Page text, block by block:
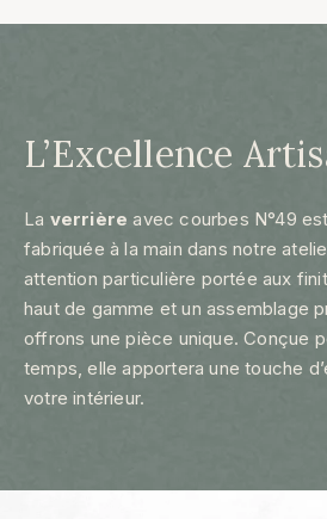
L’Excellence
La verrièreavec courbes N°49
fabriquée à la main dans notre
attention particulière portée aux
haut de gamme et un assemblage
offrons une pièce unique. Conçue
temps, elle apportera une touche
votre intérieur.